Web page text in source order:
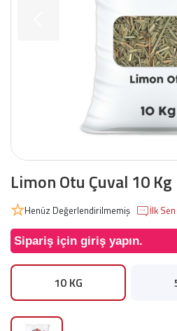
Limon Otu Çuval 10 Kg
Henüz Değerlendirilmemiş İlk
Sipariş için giriş yapın.
10 KG